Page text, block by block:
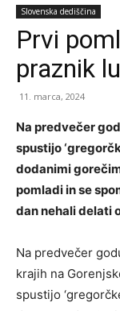
Slovenska dediščina
Prvi
praznik
11. marca, 2024
Na predvečer
spustijo
dodanimi
pomladi in se
dan nehali delati
Na predvečer
krajih na
spustijo